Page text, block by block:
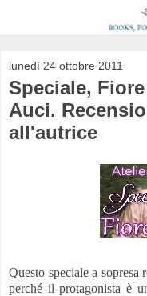
lunedì 24 ottobre 2011
Speciale,
Auci.
all'autrice
Questo speciale a
perché il protagonista è